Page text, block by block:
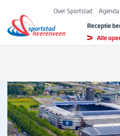
Over Sportstad Agenda
Receptie
Alle